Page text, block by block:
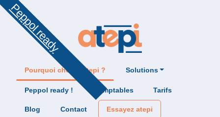
Peppol ready
Pourquoi choisir atepi ? Solutions
Peppol ready ! Comptables Tarifs
Blog Contact Essayez atepi